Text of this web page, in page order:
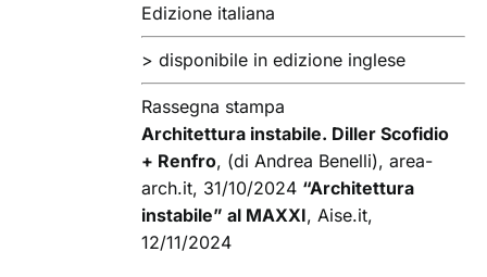
Edizione italiana
> disponibile in edizione inglese
Rassegna stampa
Architettura instabile. Diller Scofidio
+ Renfro, (di Andrea Benelli), area-
arch.it, 31/10/2024 “Architettura
instabile” al MAXXI, Aise.it,
12/11/2024